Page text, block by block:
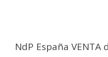
NdP España